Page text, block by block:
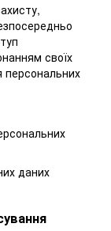
своїх
персональних
даних